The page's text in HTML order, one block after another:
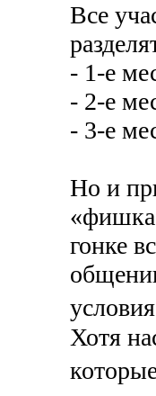
Все
- 1-е
- 2-е
- 3-е
Но и
гонке
Хотя